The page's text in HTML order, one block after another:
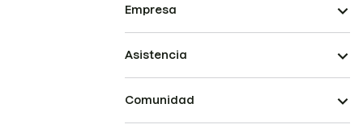
Empresa
Asistencia
Comunidad